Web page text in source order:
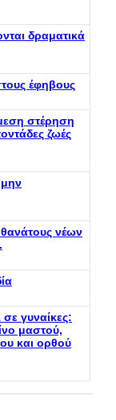
δραματικά
έφηβους
στέρηση
ζωές
νέων
γυναίκες:
μαστού,
και ορθού